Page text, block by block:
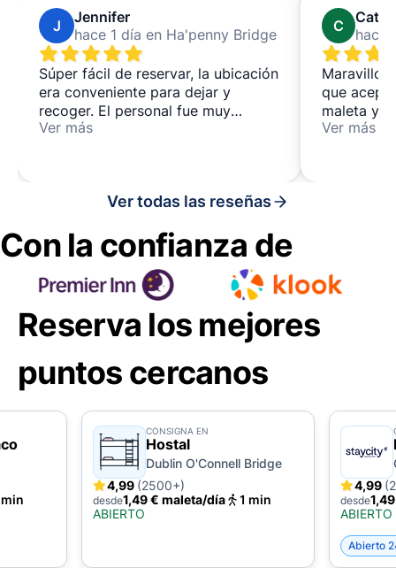
J
Jennifer
hace 1 día en Ha'penny Bridge
Súper fácil de reservar, la ubicación
era conveniente para dejar y
recoger. El personal fue muy
amable y servicial.
Ver más
C
que
maleta y
estupenda.
Ver más
Ver todas las reseñas
Con la confianza de
Reserva los mejores
puntos cercanos
min
CONSIGNA EN
Hostal
Dublin O'Connell Bridge
4,99 (2500+)
desde1,49 € maleta/día
1 min
ABIERTO
4,99
desde
ABIERTO
Abierto